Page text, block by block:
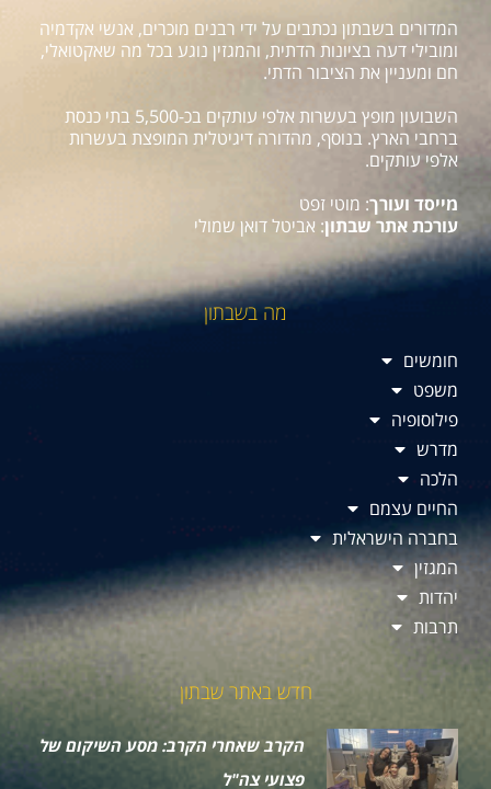
המדורים בשבתון נכתבים על ידי רבנים מוכרים, אנשי אקדמיה
ומובילי דעה בציונות הדתית, והמגזין נוגע בכל מה שאקטואלי,
חם ומעניין את הציבור הדתי.
השבועון מופץ בעשרות אלפי עותקים בכ-5,500 בתי כנסת
ברחבי הארץ. בנוסף, מהדורה דיגיטלית המופצת בעשרות
אלפי עותקים.
מייסד ועורך: מוטי זפט
עורכת אתר שבתון: אביטל דואן שמולי
מה בשבתון
חומשים
משפט
פילוסופיה
מדרש
הלכה
החיים עצמם
בחברה הישראלית
המגזין
יהדות
תרבות
חדש באתר שבתון
הקרב שאחרי הקרב: מסע השיקום של
פצועי צה"ל